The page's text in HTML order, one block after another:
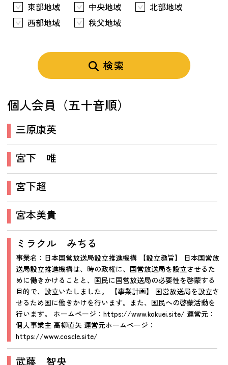
東部地域
中央地域
北部地域
西部地域
秩父地域
検索
個人会員（五十音順）
三原康英
宮下 唯
宮下超
宮本美貴
ミラクル みちる
事業名：日本国営放送局設立推進機構 【設立趣旨】 日本国営放
送局設立推進機構は、時の政権に、国営放送局を設立させるた
めに働きかけることと、国民に国営放送局の必要性を啓蒙する
目的で、設立いたしました。 【事業計画】 国営放送局を設立さ
せるため国に働きかけを行います。また、国民への啓蒙活動を
行います。 ホームページ：https://www.kokuei.site/ 運営元：
個人事業主 高柳直矢 運営元ホームページ：
https://www.coscle.site/
武藤 智央